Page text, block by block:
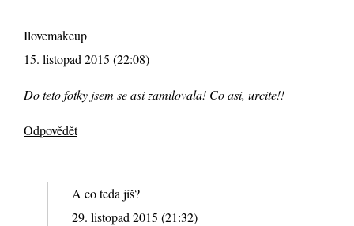
Ilovemakeup
15. listopad 2015 (22:08)
Do teto fotky jsem se asi zamilovala! Co asi, urcite!!
Odpovědět
A co teda jíš?
29. listopad 2015 (21:32)